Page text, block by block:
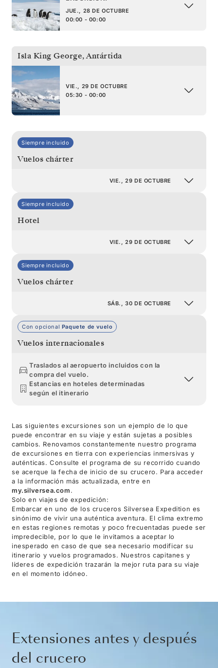
JUE., 28 DE OCTUBRE
00:00 - 00:00
Isla King George,Antártida
VIE., 29 DE OCTUBRE
05:30 - 00:00
Siempre incluido
Vuelos chárter
VIE., 29 DE OCTUBRE
Siempre incluido
Hotel
VIE., 29 DE OCTUBRE
Siempre incluido
Vuelos chárter
SÁB., 30 DE OCTUBRE
Con opcional Paquete de vuelo
Vuelos internacionales
Traslados al aeropuerto incluidos con la
compra del vuelo.
Estancias en hoteles determinadas
según el itinerario
Las siguientes excursiones son un ejemplo de lo que
puede encontrar en su viaje y están sujetas a posibles
cambios. Renovamos constantemente nuestro programa
de excursiones en tierra con experiencias inmersivas y
auténticas. Consulte el programa de su recorrido cuando
se acerque la fecha de inicio de su crucero. Para acceder
a la información más actualizada, entre en
my.silversea.com.
Solo en viajes de expedición:
Embarcar en uno de los cruceros Silversea Expedition es
sinónimo de vivir una auténtica aventura. El clima extremo
en estas regiones remotas y poco frecuentadas puede ser
impredecible, por lo que le invitamos a aceptar lo
inesperado en caso de que sea necesario modificar su
itinerario y vuelos programados. Nuestros capitanes y
líderes de expedición trazarán la mejor ruta para su viaje
en el momento idóneo.
Extensiones antes y después
del crucero